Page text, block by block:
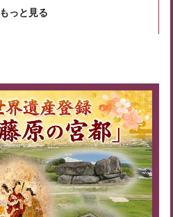
もっと見る